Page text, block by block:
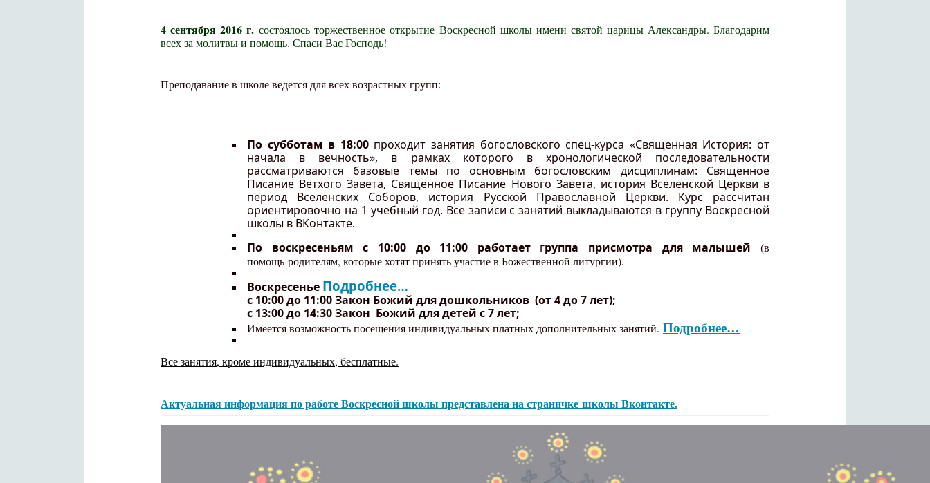
4 сентября 2016 г.состоялось торжественное открытие Воскресной школы имени святой царицы Александры. Благодарим
всех за молитвы и помощь. Спаси Вас Господь!
Преподавание в школе ведется для всех возрастных групп:
По субботам в 18:00 проходит занятия богословского спец-курса «Священная История: от
начала в вечность», в рамках которого в хронологической последовательности
рассматриваются базовые темы по основным богословским дисциплинам: Священное
Писание Ветхого Завета, Священное Писание Нового Завета, история Вселенской Церкви в
период Вселенских Соборов, история Русской Православной Церкви. Курс рассчитан
ориентировочно на 1 учебный год. Все записи с занятий выкладываются в группу Воскресной
школы в ВКонтакте.
По воскресеньям с 10:00 до 11:00 работает группа присмотра для малышей(в
помощь родителям, которые хотят принять участие в Божественной литургии).
Воскресенье Подробнее…
с 10:00 до 11:00 Закон Божий для дошкольников (от 4 до 7 лет);
с 13:00 до 14:30 Закон Божий для детей с 7 лет;
Имеется возможность посещения индивидуальных платных дополнительных занятий. Подробнее…
Все занятия, кроме индивидуальных, бесплатные.
Актуальная информация по работе Воскресной школы представлена на страничке школы Вконтакте.